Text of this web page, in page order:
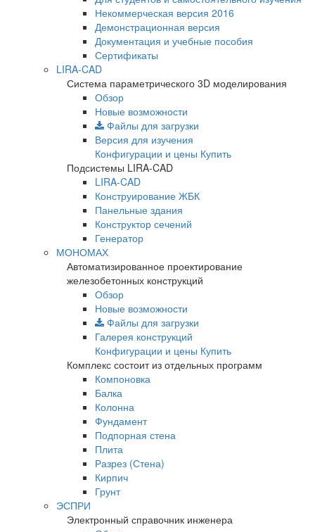
Некоммерческая версия 2016
Демонстрационная версия
Документация и учебные пособия
Сертификаты
LIRA-CAD
Система параметрического 3D моделирования
Обзор
Новые возможности
Файлы для загрузки
Версия для изучения
Конфигурации и цены Купить
Подсистемы LIRA-CAD
LIRA-CAD
Конструирование ЖБК
Панельные здания
Конструктор сечений
Генератор
МОНОМАХ
Автоматизированное проектирование
железобетонных конструкций
Обзор
Новые возможности
Файлы для загрузки
Галерея конструкций
Конфигурации и цены Купить
Комплекс состоит из отдельных программ
Компоновка
Балка
Колонна
Фундамент
Подпорная стена
Плита
Разрез (Стена)
Кирпич
Грунт
ЭСПРИ
Электронный справочник инженера